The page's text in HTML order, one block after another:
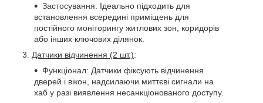
Застосування: Ідеально підходить для
встановлення всередині приміщень для
постійного моніторингу житлових зон, коридорів
або інших ключових ділянок.
Датчики відчинення (2 шт.):
Функціонал: Датчики фіксують відчинення
дверей і вікон, надсилаючи миттєві сигнали на
хаб у разі виявлення несанкціонованого доступу.